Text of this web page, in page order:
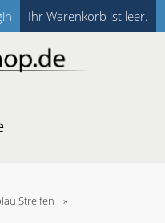
Ihr Warenkorb ist leer.
Streifen
»